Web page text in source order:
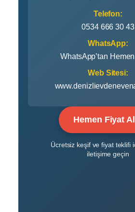
Telefon:
0534 666 30 43
WhatsApp:
WhatsApp’tan Hemen
Web Sitesi:
Hemen Fiyat
Ücretsiz keşif ve fiyat teklifi
iletişime geçin